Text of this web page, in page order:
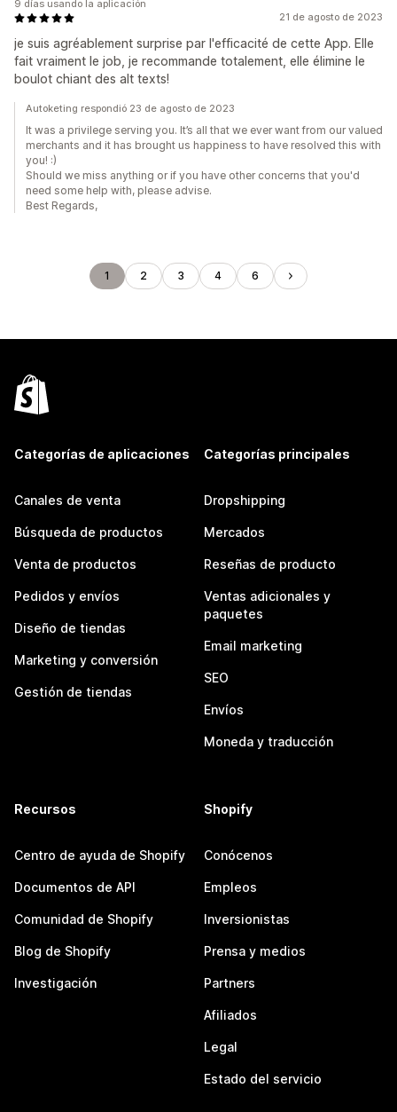
21 de agosto de 2023
je suis agréablement surprise par l'efficacité de cette App. Elle
fait vraiment le job, je recommande totalement, elle élimine le
boulot chiant des alt texts!
9 días usando la aplicación
Autoketing respondió 23 de agosto de 2023
It was a privilege serving you. It’s all that we ever want from our valued
merchants and it has brought us happiness to have resolved this with
you! :)
Should we miss anything or if you have other concerns that you'd
need some help with, please advise.
Best Regards,
1 2 3 4 6
Categorías de aplicaciones
Canales de venta
Búsqueda de productos
Venta de productos
Pedidos y envíos
Diseño de tiendas
Marketing y conversión
Gestión de tiendas
Categorías principales
Dropshipping
Mercados
Reseñas de producto
Ventas adicionales y
paquetes
Email marketing
SEO
Envíos
Moneda y traducción
Recursos
Centro de ayuda de Shopify
Documentos de API
Comunidad de Shopify
Blog de Shopify
Investigación
Shopify
Conócenos
Empleos
Inversionistas
Prensa y medios
Partners
Afiliados
Legal
Estado del servicio